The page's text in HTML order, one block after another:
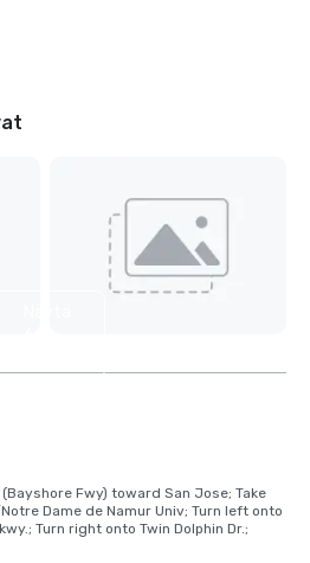
Fwy) toward San Jose; Take
Dame de Namur Univ; Turn left onto
Turn right onto Twin Dolphin Dr.;